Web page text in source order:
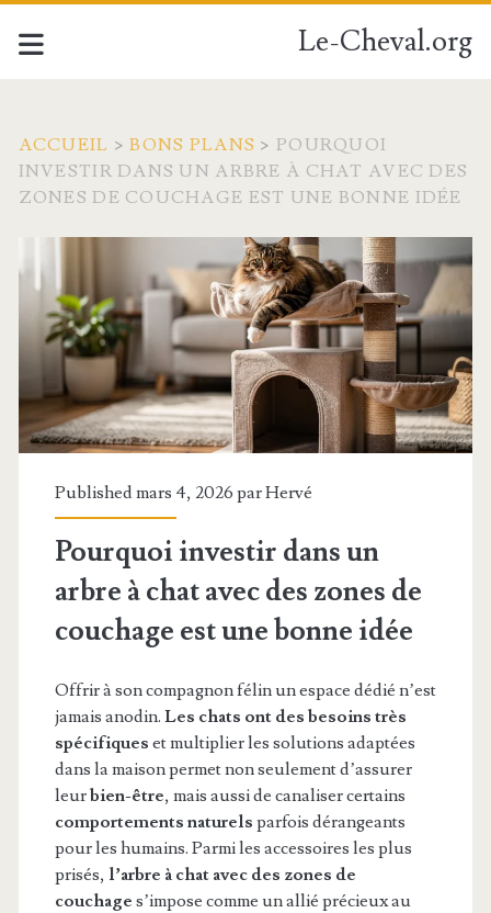
Le-Cheval.org
ACCUEIL >BONS PLANS >POURQUOI
INVESTIR DANS UN ARBRE À CHAT AVEC DES
ZONES DE COUCHAGE EST UNE BONNE IDÉE
Published mars 4, 2026 parHervé
Pourquoi investir dans un
arbre à chat avec des zones de
couchage est une bonne idée
Offrir à son compagnon félin un espace dédié n’est
jamais anodin. Les chats ont des besoins très
spécifiques et multiplier les solutions adaptées
dans la maison permet non seulement d’assurer
leurbien-être, mais aussi de canaliser certains
comportements naturels parfois dérangeants
pour les humains. Parmi les accessoires les plus
prisés, l’arbre à chat avec des zones de
couchage s’impose comme un allié précieux au